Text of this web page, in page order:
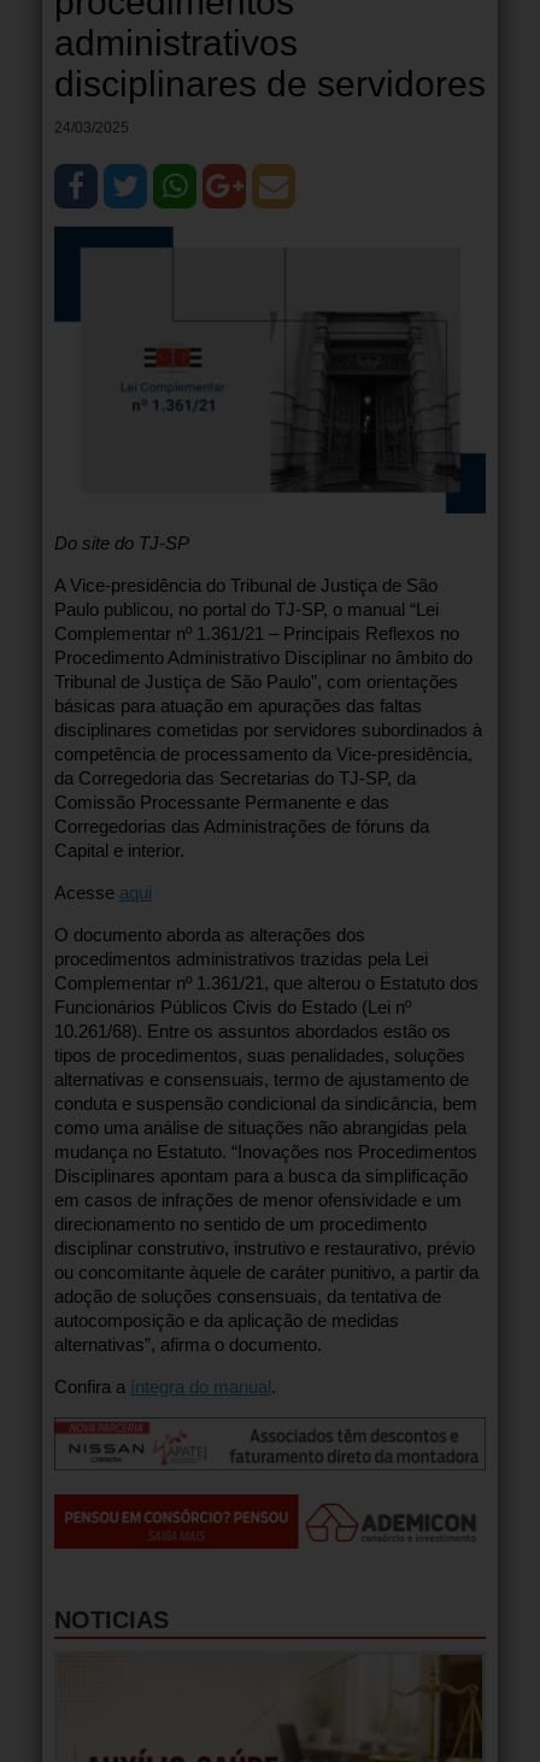
administrativos
disciplinares de servidores
24/03/2025
Do site do TJ-SP
A Vice-presidência do Tribunal de Justiça de São
Paulo publicou, no portal do TJ-SP, o manual “Lei
Complementar nº 1.361/21 – Principais Reflexos no
Procedimento Administrativo Disciplinar no âmbito do
Tribunal de Justiça de São Paulo”, com orientações
básicas para atuação em apurações das faltas
disciplinares cometidas por servidores subordinados à
competência de processamento da Vice-presidência,
da Corregedoria das Secretarias do TJ-SP, da
Comissão Processante Permanente e das
Corregedorias das Administrações de fóruns da
Capital e interior.
Acesse aqui
O documento aborda as alterações dos
procedimentos administrativos trazidas pela Lei
Complementar nº 1.361/21, que alterou o Estatuto dos
Funcionários Públicos Civis do Estado (Lei nº
10.261/68). Entre os assuntos abordados estão os
tipos de procedimentos, suas penalidades, soluções
alternativas e consensuais, termo de ajustamento de
conduta e suspensão condicional da sindicância, bem
como uma análise de situações não abrangidas pela
mudança no Estatuto. “Inovações nos Procedimentos
Disciplinares apontam para a busca da simplificação
em casos de infrações de menor ofensividade e um
direcionamento no sentido de um procedimento
disciplinar construtivo, instrutivo e restaurativo, prévio
ou concomitante àquele de caráter punitivo, a partir da
adoção de soluções consensuais, da tentativa de
autocomposição e da aplicação de medidas
alternativas”, afirma o documento.
Confira a íntegra do manual.
NOTICIAS